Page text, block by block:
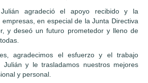
agradeció el apoyo recibido y la
en especial de la Junta Directiva
y deseó un futuro prometedor y lleno de
agradecimos el esfuerzo y el trabajo
Julián y le trasladamos nuestros mejores
y personal.